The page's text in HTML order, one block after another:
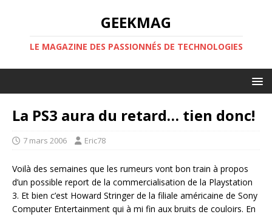
GEEKMAG
LE MAGAZINE DES PASSIONNÉS DE TECHNOLOGIES
La PS3 aura du retard… tien donc!
7 mars 2006 Eric78
Voilà des semaines que les rumeurs vont bon train à propos
d’un possible report de la commercialisation de la Playstation
3. Et bien c’est Howard Stringer de la filiale américaine de Sony
Computer Entertainment qui à mi fin aux bruits de couloirs. En